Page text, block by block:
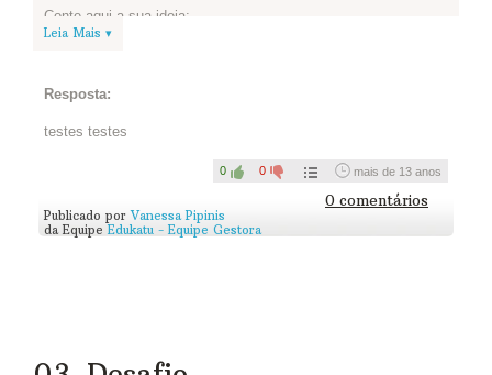
Conte aqui a sua ideia:
Leia Mais ▾
Resposta:
testes testes
0 0 mais de 13 anos
0 comentários
Publicado por Vanessa Pipinis
da Equipe Edukatu - Equipe Gestora